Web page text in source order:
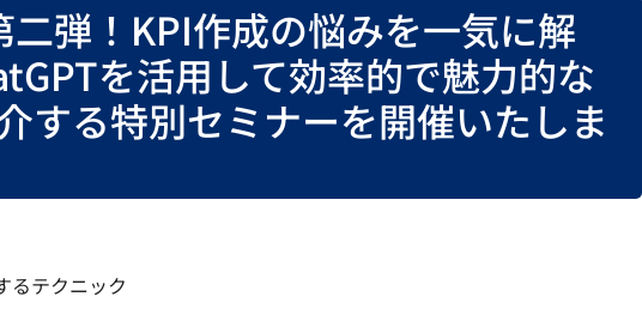
弾！KPI作成の悩みを一気に解
を活用して効率的で魅力的な
する特別セミナーを開催いたしま
るテクニック